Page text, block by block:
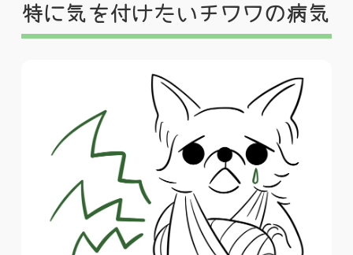
特に気を付けたいチワワの病気